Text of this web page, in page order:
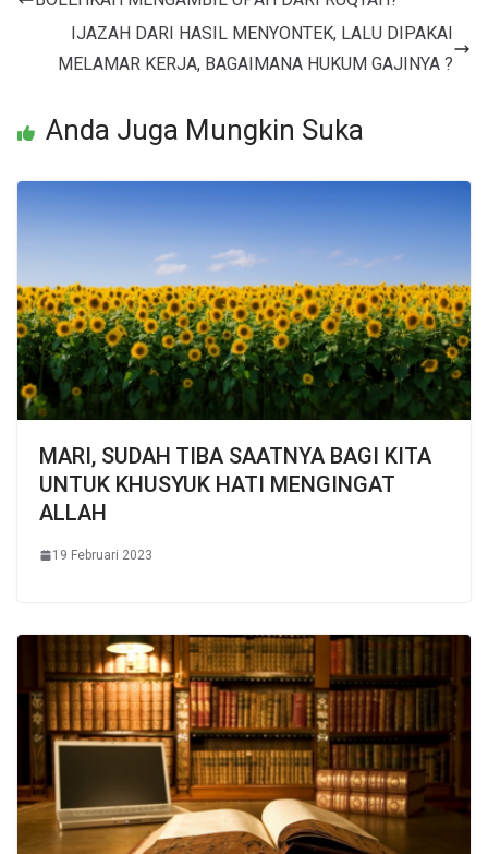
IJAZAH DARI HASIL MENYONTEK, LALU DIPAKAI
MELAMAR KERJA, BAGAIMANA HUKUM GAJINYA ?
Anda Juga Mungkin Suka
MARI, SUDAH TIBA SAATNYA BAGI KITA
UNTUK KHUSYUK HATI MENGINGAT
ALLAH
19 Februari 2023